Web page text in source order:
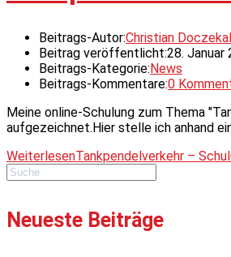
Beitrags-Autor:Christian Doczekal
Beitrag veröffentlicht:28. Januar
Beitrags-Kategorie: News
Beitrags-Kommentare:0
Meine online-Schulung zum Thema
aufgezeichnet.Hier stelle ich anhand
WeiterlesenTankpendelverkehr –
Neueste Beiträge